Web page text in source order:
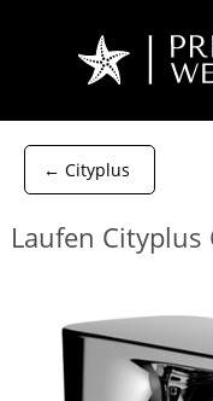
← Cityplus
Laufen